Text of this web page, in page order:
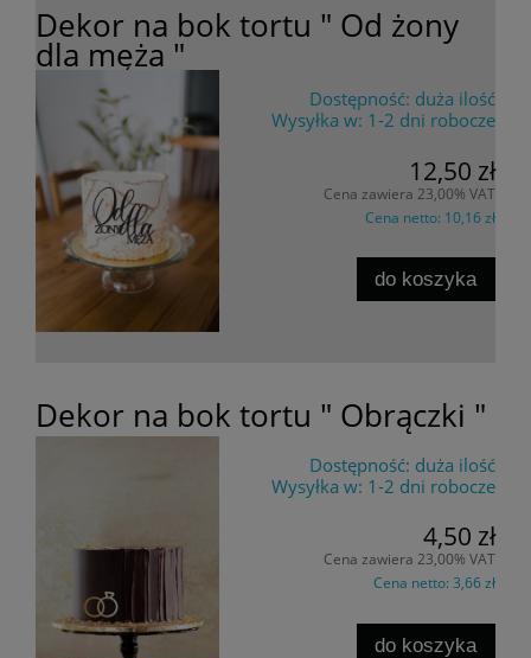
Dekor na bok tortu " Od żony
dla męża "
Dostępność: duża ilość
Wysyłka w: 1-2 dni robocze
12,50 zł
Cena zawiera 23,00% VAT
Cena netto: 10,16 zł
do koszyka
Dekor na bok tortu " Obrączki "
Dostępność: duża ilość
Wysyłka w: 1-2 dni robocze
4,50 zł
Cena zawiera 23,00% VAT
Cena netto: 3,66 zł
do koszyka